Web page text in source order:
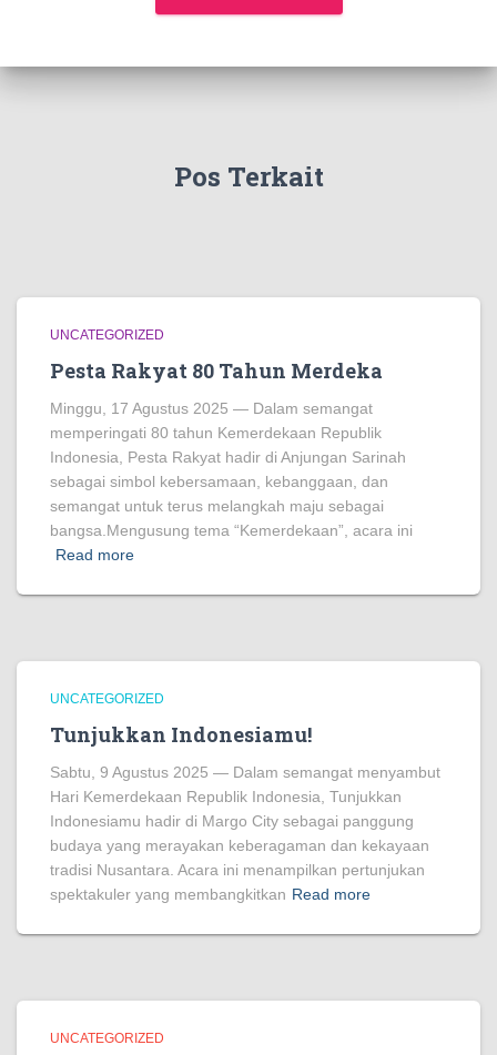
Pos Terkait
UNCATEGORIZED
Pesta Rakyat 80 Tahun Merdeka
Minggu, 17 Agustus 2025 — Dalam semangat
memperingati 80 tahun Kemerdekaan Republik
Indonesia, Pesta Rakyat hadir di Anjungan Sarinah
sebagai simbol kebersamaan, kebanggaan, dan
semangat untuk terus melangkah maju sebagai
bangsa.Mengusung tema “Kemerdekaan”, acara ini
Read more
UNCATEGORIZED
Tunjukkan Indonesiamu!
Sabtu, 9 Agustus 2025 — Dalam semangat menyambut
Hari Kemerdekaan Republik Indonesia, Tunjukkan
Indonesiamu hadir di Margo City sebagai panggung
budaya yang merayakan keberagaman dan kekayaan
tradisi Nusantara. Acara ini menampilkan pertunjukan
spektakuler yang membangkitkan Read more
UNCATEGORIZED